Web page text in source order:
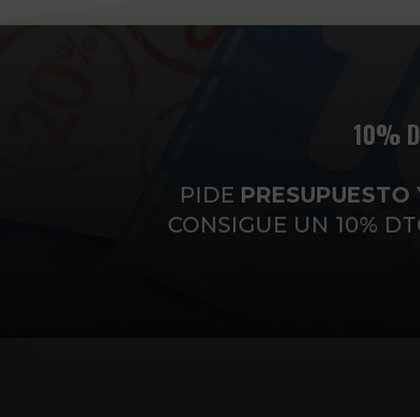
10%
PIDE PRESUPUESTO
CONSIGUE UN 10%